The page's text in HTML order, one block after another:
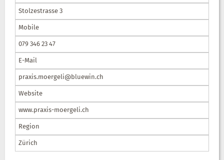
Stolzestrasse 3
Mobile
079 346 23 47
E-Mail
praxis.moergeli@bluewin.ch
Website
www.praxis-moergeli.ch
Region
Zürich